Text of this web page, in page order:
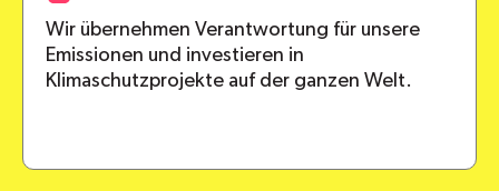
Wir übernehmen Verantwortung für unsere
Emissionen und investieren in
Klimaschutzprojekte auf der ganzen Welt.